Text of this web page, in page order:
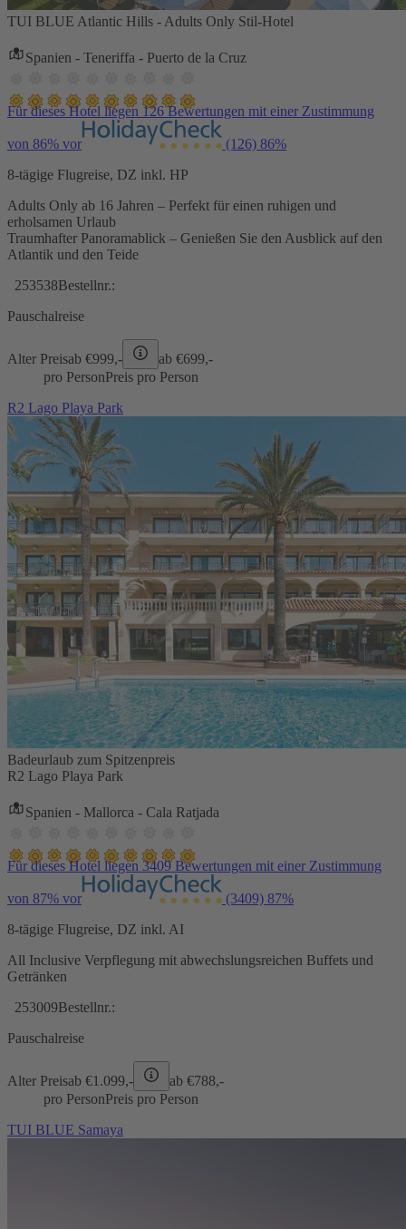
TUI BLUE Atlantic Hills - Adults Only Stil-Hotel
Spanien - Teneriffa - Puerto de la Cruz
Für dieses Hotel liegen 126 Bewertungen mit einer Zustimmung
von 86% vor (126) 86%
8-tägige Flugreise, DZ inkl. HP
Adults Only ab 16 Jahren – Perfekt für einen ruhigen und
erholsamen Urlaub
Traumhafter Panoramablick – Genießen Sie den Ausblick auf den
Atlantik und den Teide
253538Bestellnr.:
Pauschalreise
Alter Preisab €999,- ab €699,-
pro PersonPreis pro Person
R2 Lago Playa Park
Badeurlaub zum Spitzenpreis
R2 Lago Playa Park
Spanien - Mallorca - Cala Ratjada
Für dieses Hotel liegen 3409 Bewertungen mit einer Zustimmung
von 87% vor (3409) 87%
8-tägige Flugreise, DZ inkl. AI
All Inclusive Verpflegung mit abwechslungsreichen Buffets und
Getränken
253009Bestellnr.:
Pauschalreise
Alter Preisab €1.099,- ab €788,-
pro PersonPreis pro Person
TUI BLUE Samaya